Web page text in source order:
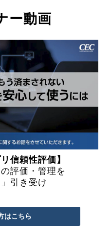
ー動画
信頼性評価】
評価・管理を
」引き受け
はこちら